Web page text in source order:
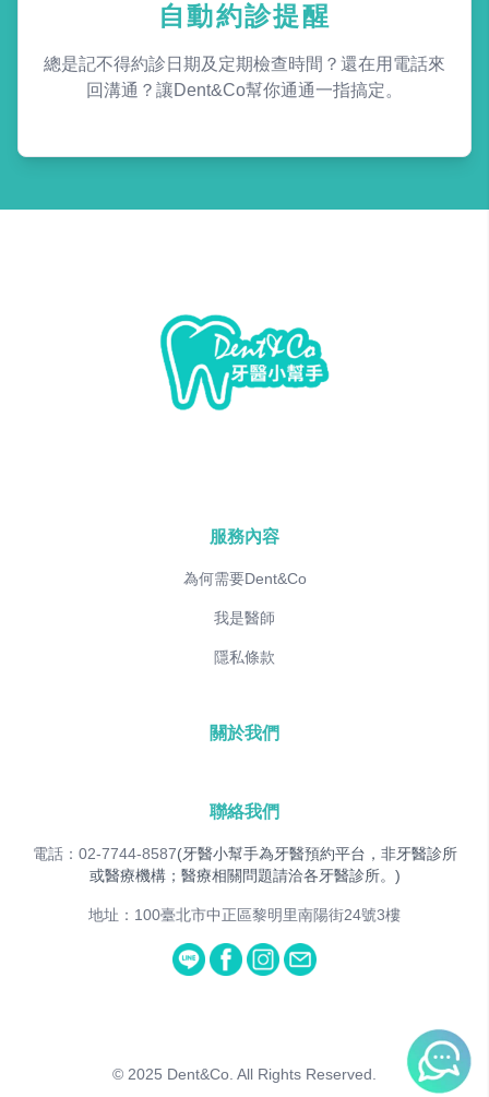
自動約診提醒
總是記不得約診日期及定期檢查時間？還在用電話來
回溝通？讓Dent&Co幫你通通一指搞定。
服務內容
為何需要Dent&Co
我是醫師
隱私條款
關於我們
聯絡我們
電話：02-7744-8587(牙醫小幫手為牙醫預約平台，非牙醫診所
或醫療機構；醫療相關問題請洽各牙醫診所。)
地址：100臺北市中正區黎明里南陽街24號3樓
© 2025 Dent&Co. All Rights Reserved.